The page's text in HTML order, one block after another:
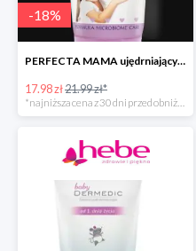
-18%
PERFECTA MAMA ujędrniający balsam do ciała
17.98 zł21.99 zł*
*najniższa cena z 30 dni przed obniżką